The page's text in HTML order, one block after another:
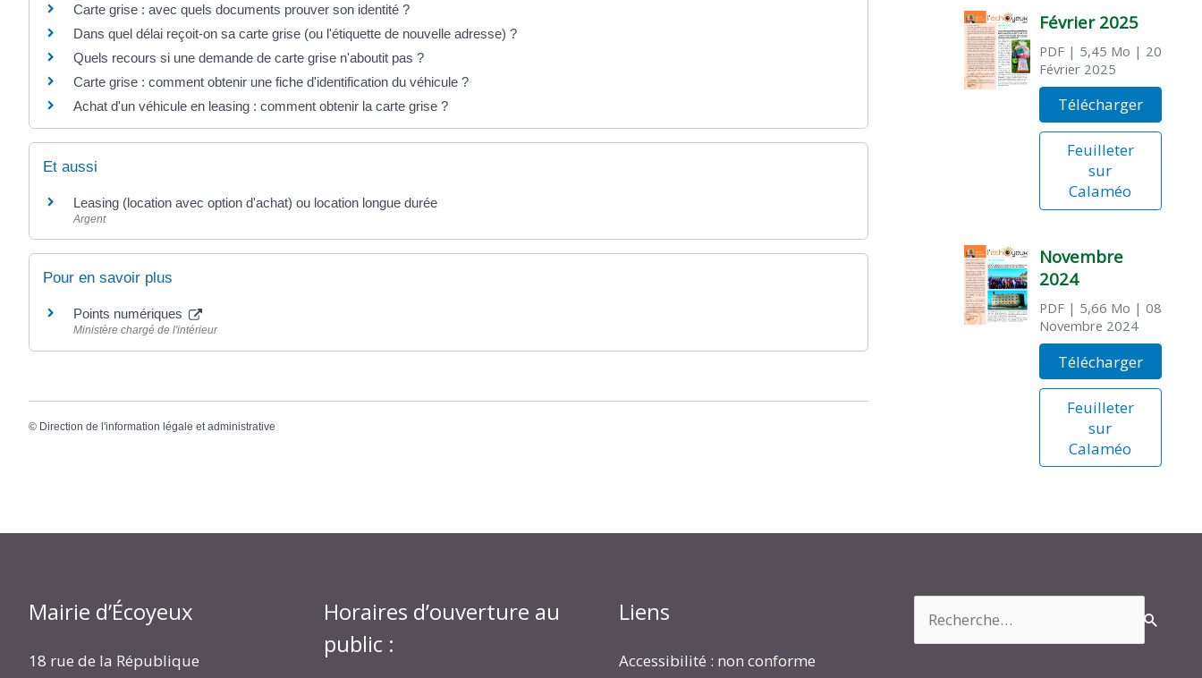
Carte grise : avec quels documents prouver son identité ?
Dans quel délai reçoit-on sa carte grise (ou l'étiquette de nouvelle adresse) ?
Quels recours si une demande de carte grise n'aboutit pas ?
Carte grise : comment obtenir une fiche d'identification du véhicule ?
Achat d'un véhicule en leasing : comment obtenir la carte grise ?
Et aussi
Leasing (location avec option d'achat) ou location longue durée
Argent
Pour en savoir plus
Points numériques
Ministère chargé de l'intérieur
© Direction de l'information légale et administrative
Février 2025
PDF| 5,45 Mo | 20
Février 2025
Télécharger
Feuilleter
sur
Calaméo
Novembre
2024
PDF| 5,66 Mo | 08
Novembre 2024
Télécharger
Feuilleter
sur
Calaméo
Mairie d’Écoyeux
18 rue de la République
Horaires d’ouverture au
public :
Liens
Accessibilité : non conforme